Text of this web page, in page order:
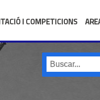
I COMPETICIONS